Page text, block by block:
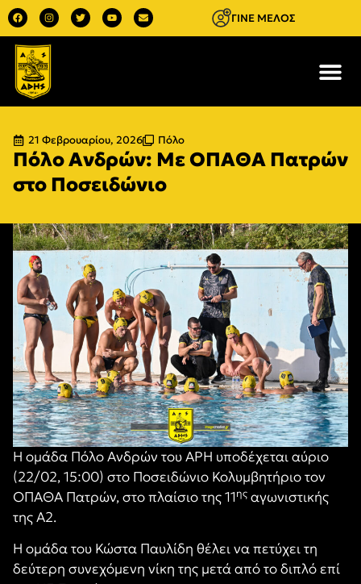
ΓΙΝΕ ΜΕΛΟΣ
21 Φεβρουαρίου, 2026 Πόλο
Πόλο Ανδρών: Με ΟΠΑΘΑ Πατρών
στο Ποσειδώνιο
Η ομάδα Πόλο Ανδρών του ΑΡΗ υποδέχεται αύριο
(22/02, 15:00) στο Ποσειδώνιο Κολυμβητήριο τον
ΟΠΑΘΑ Πατρών, στο πλαίσιο της 11ης αγωνιστικής
της Α2.
Η ομάδα του Κώστα Παυλίδη θέλει να πετύχει τη
δεύτερη συνεχόμενη νίκη της μετά από το διπλό επί